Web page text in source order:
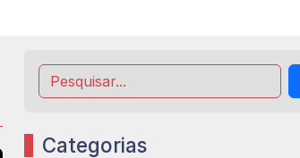
Categorias